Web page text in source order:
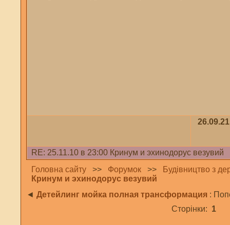
RE: 25.11.10 в 23:00 Кринум и эхинодорус везувий
Головна сайту
>> Форумок >>
Будівництво з
Кринум и эхинодорус везувий
◄Детейлинг мойка полная трансформация :
Сторінки: 1